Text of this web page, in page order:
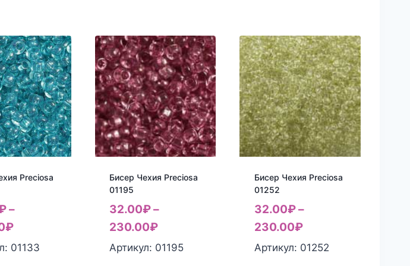
Preciosa
–
₽
01133
Бисер Чехия Preciosa
01195
32.00₽–
230.00₽
Артикул: 01195
Бисер Чехия Preciosa
01252
32.00₽–
230.00₽
Артикул: 01252